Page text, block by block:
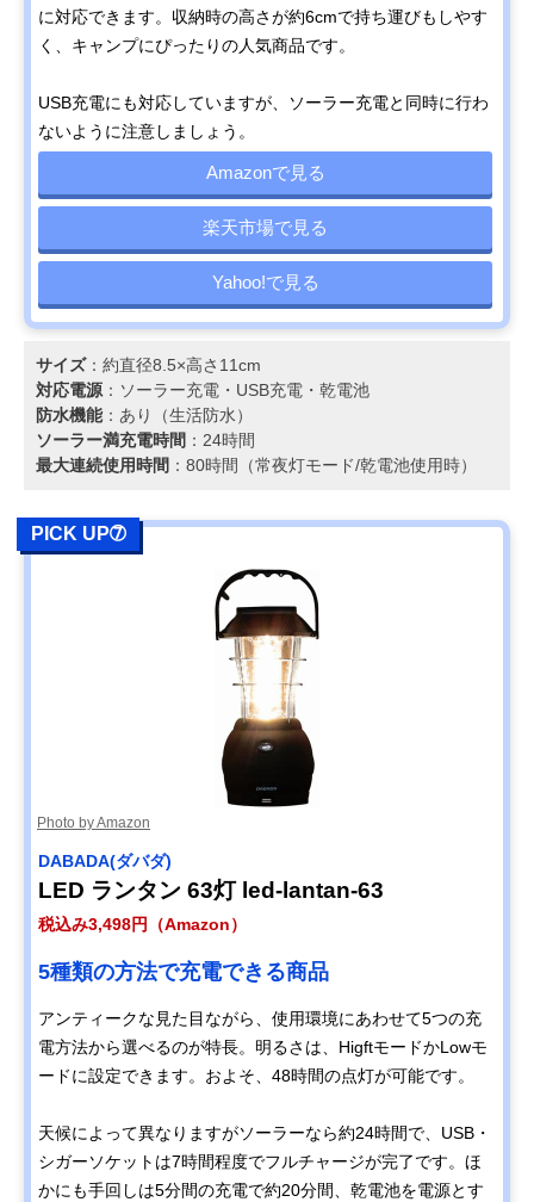
に対応できます。収納時の高さが約6cmで持ち運びもしやす
く、キャンプにぴったりの人気商品です。
USB充電にも対応していますが、ソーラー充電と同時に行わ
ないように注意しましょう。
Amazonで見る
楽天市場で見る
Yahoo!で見る
サイズ：約直径8.5×高さ11cm
対応電源：ソーラー充電・‎USB充電・乾電池
防水機能：あり（生活防水）
ソーラー満充電時間 ：24時間
最大連続使用時間 ：80時間（常夜灯モード/乾電池使用時）
PICK UP➆
Photo by Amazon
DABADA(ダバダ)
LED ランタン 63灯 led-lantan-63
税込み3,498円（Amazon）
5種類の方法で充電できる商品
アンティークな見た目ながら、使用環境にあわせて5つの充
電方法から選べるのが特長。明るさは、HigftモードかLowモ
ードに設定できます。およそ、48時間の点灯が可能です。
天候によって異なりますがソーラーなら約24時間で、USB・
シガーソケットは7時間程度でフルチャージが完了です。ほ
かにも手回しは5分間の充電で約20分間、乾電池を電源とす